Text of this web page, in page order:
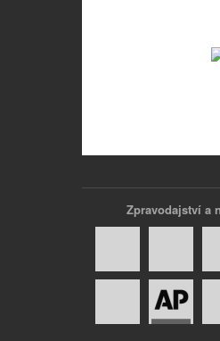
Zpravodajství a